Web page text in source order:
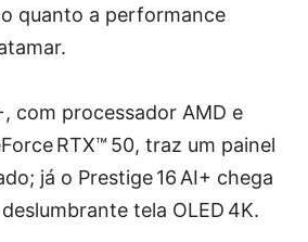
quanto a performance
com processador AMD e
RTX™ 50, traz um painel
já o Prestige 16 AI+ chega
tela OLED 4K.